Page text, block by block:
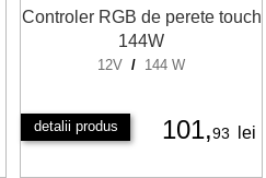
Controler RGB de perete touch
144W
12V / 144 W
detalii produs 101,93 lei